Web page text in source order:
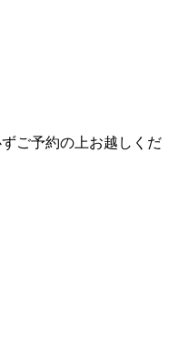
ご予約の上お越しくだ